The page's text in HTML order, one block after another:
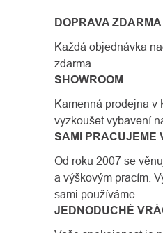
DOPRAVA ZDARMA
Každá objednávka
zdarma.
SHOWROOM
Kamenná prodejna v
vyzkoušet vybavení
SAMI PRACUJEME
Od roku 2007 se
a výškovým pracím.
sami používáme.
JEDNODUCHÉ